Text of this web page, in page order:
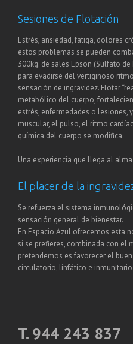
Sesiones de Flotación
Estrés, ansiedad, fatiga, dolores
estos problemas se pueden
300kg. de sales Epson (Sulfato
para evadirse del vertiginoso
sensación de ingravidez. Flotar
metabólico del cuerpo,
estrés, enfermedades o lesiones,
muscular, el pulso, el ritmo
química del cuerpo se modifica.
Una experiencia que llega al alma.
El placer de la
Se refuerza el sistema
sensación general de bienestar.
En Espacio Azul ofrecemos esta
si se prefieres, combinada con el
pretendemos es favorecer el
circulatorio, linfático e inmunitario.
T. 944 243 837